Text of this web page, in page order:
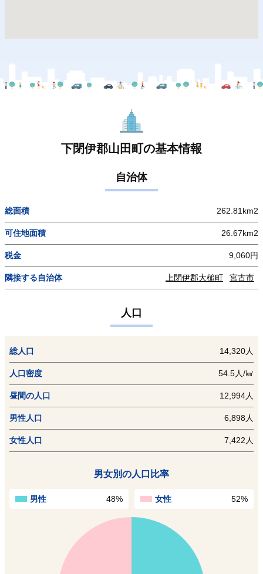
下閉伊郡山田町の基本情報
自治体
総面積 262.81km2
可住地面積 26.67km2
税金 9,060円
隣接する自治体 上閉伊郡大槌町 宮古市
人口
総人口 14,320人
人口密度 54.5人/㎢
昼間の人口 12,994人
男性人口 6,898人
女性人口 7,422人
男女別の人口比率
男性 48% 女性 52%